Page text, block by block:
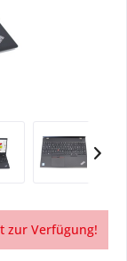
zur Verfügung!